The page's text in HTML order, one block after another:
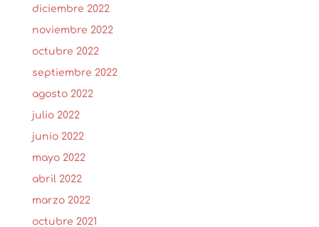
diciembre 2022
noviembre 2022
octubre 2022
septiembre 2022
agosto 2022
julio 2022
junio 2022
mayo 2022
abril 2022
marzo 2022
octubre 2021